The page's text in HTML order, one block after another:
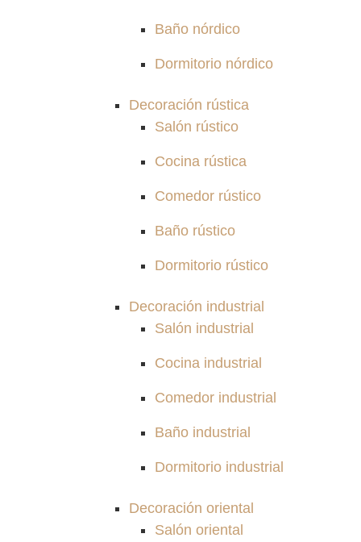
Baño nórdico
Dormitorio nórdico
Decoración rústica
Salón rústico
Cocina rústica
Comedor rústico
Baño rústico
Dormitorio rústico
Decoración industrial
Salón industrial
Cocina industrial
Comedor industrial
Baño industrial
Dormitorio industrial
Decoración oriental
Salón oriental